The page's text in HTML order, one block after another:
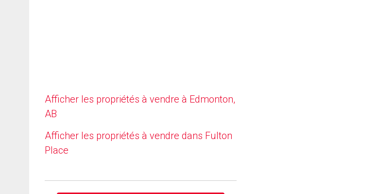
Afficher les propriétés à vendre à Edmonton,
AB
Afficher les propriétés à vendre dans Fulton
Place